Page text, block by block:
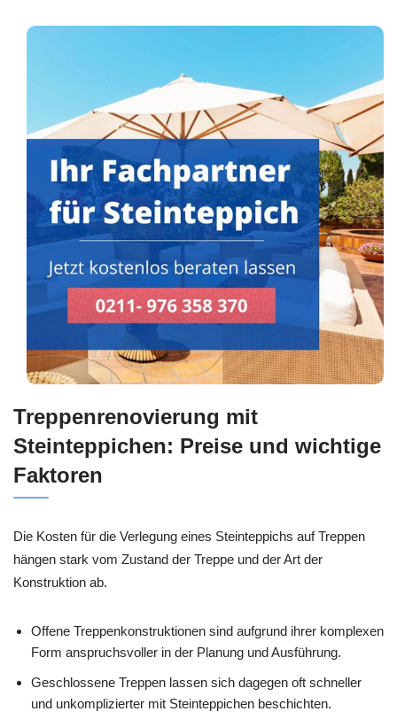
Treppenrenovierung mit
Steinteppichen: Preise und wichtige
Faktoren
Die Kosten für die Verlegung eines Steinteppichs auf Treppen
hängen stark vom Zustand der Treppe und der Art der
Konstruktion ab.
Offene Treppenkonstruktionen sind aufgrund ihrer komplexen
Form anspruchsvoller in der Planung und Ausführung.
Geschlossene Treppen lassen sich dagegen oft schneller
und unkomplizierter mit Steinteppichen beschichten.